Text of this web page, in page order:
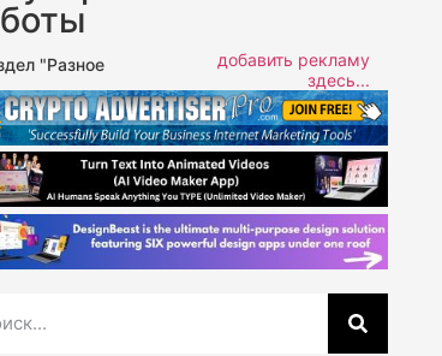
"Разное
добавить рекламу
здесь...